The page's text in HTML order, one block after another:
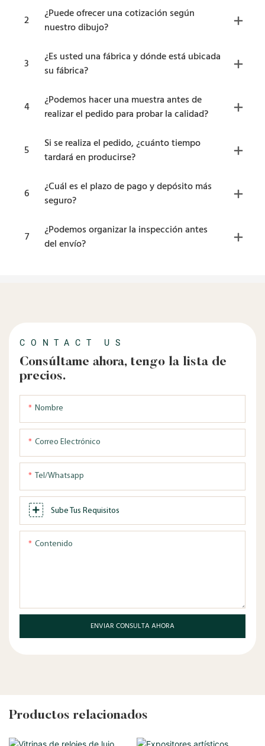
2
¿Puede ofrecer una cotización según
nuestro dibujo?
3
¿Es usted una fábrica y dónde está ubicada
su fábrica?
4
¿Podemos hacer una muestra antes de
realizar el pedido para probar la calidad?
5
Si se realiza el pedido, ¿cuánto tiempo
tardará en producirse?
6
¿Cuál es el plazo de pago y depósito más
seguro?
7
¿Podemos organizar la inspección antes
del envío?
CONTACT US
Consúltame ahora, tengo la lista de
precios.
Nombre
Correo Electrónico
Tel/whatsapp
Sube Tus Requisitos
Contenido
ENVIAR CONSULTA AHORA
Productos relacionados